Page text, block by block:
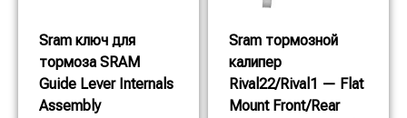
Sram ключ для
тормоза SRAM
Guide Lever Internals
Assembly
Sram тормозной
калипер
Rival22/Rival1 — Flat
Mount Front/Rear